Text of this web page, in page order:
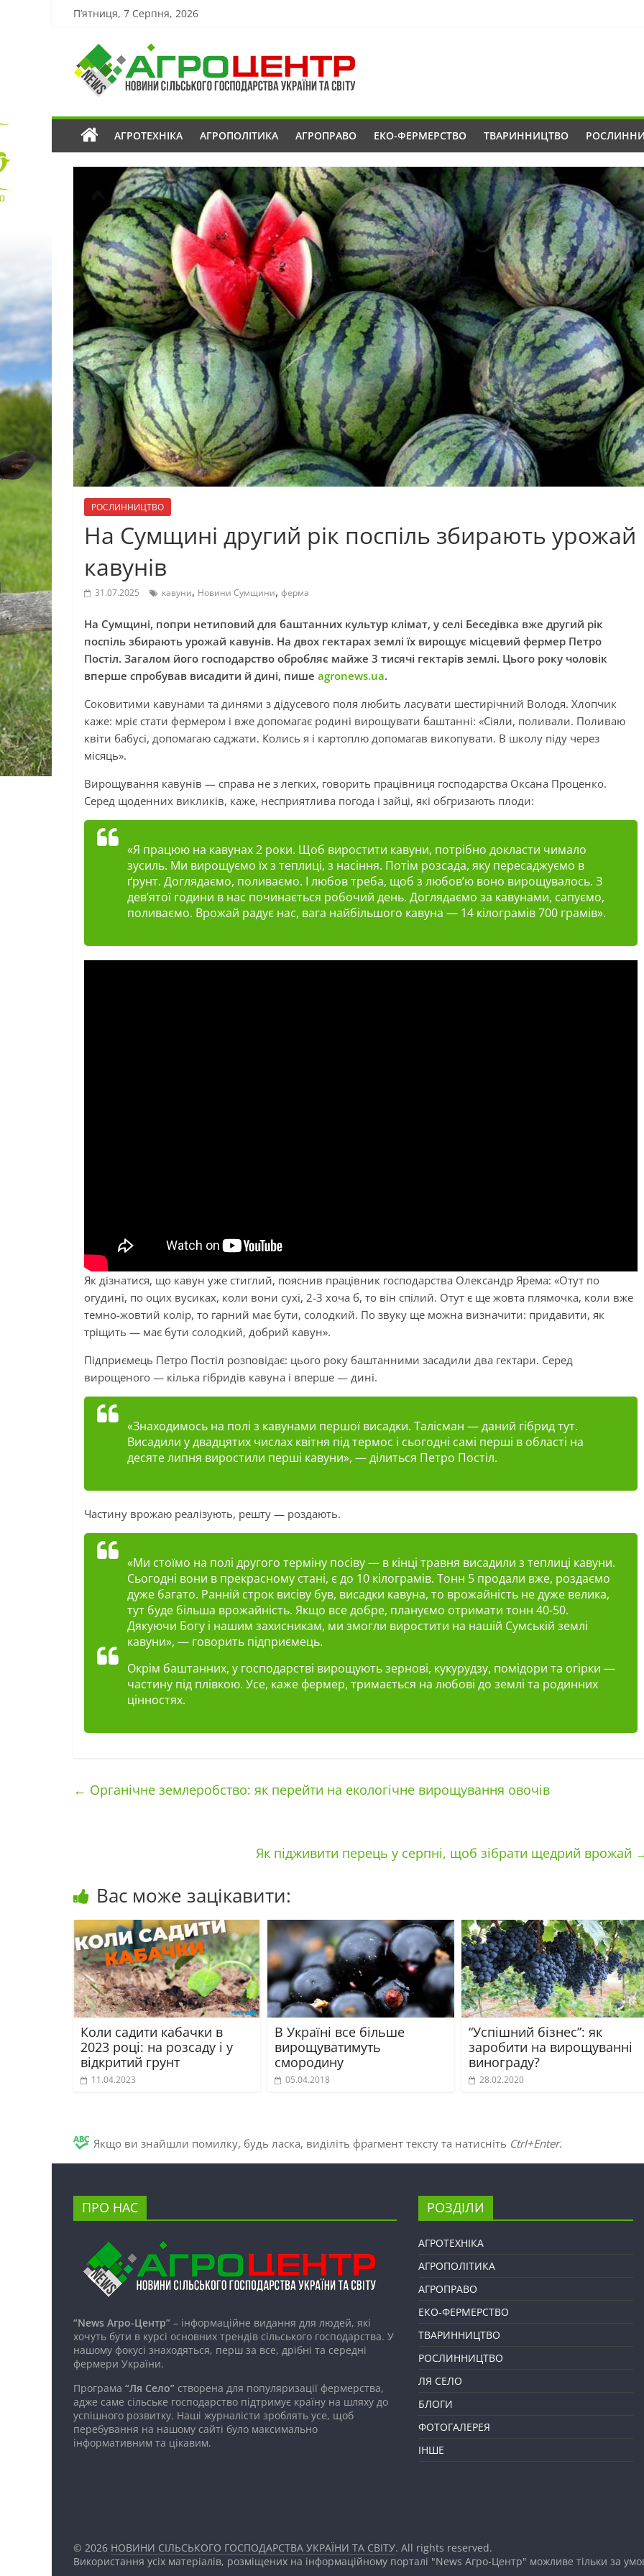
П’ятниця, 7 Серпня, 2026
АГРОТЕХНІКА АГРОПОЛІТИКА АГРОПРАВО ЕКО-ФЕРМЕРСТВО ТВАРИННИЦТВО
РОСЛИННИЦТВО
На Сумщині другий рік поспіль збирають урожай
кавунів
31.07.2025 кавуни, Новини Сумщини, ферма
На Сумщині, попри нетиповий для баштанних культур клімат, у селі Беседівка вже другий рік
поспіль збирають урожай кавунів. На двох гектарах землі їх вирощує місцевий фермер Петро
Постіл. Загалом його господарство обробляє майже 3 тисячі гектарів землі. Цього року чоловік
вперше спробував висадити й дині, пише agronews.ua.
Соковитими кавунами та динями з дідусевого поля любить ласувати шестирічний Володя. Хлопчик
каже: мріє стати фермером і вже допомагає родині вирощувати баштанні: «Сіяли, поливали. Поливаю
квіти бабусі, допомагаю саджати. Колись я і картоплю допомагав викопувати. В школу піду через
місяць».
Вирощування кавунів — справа не з легких, говорить працівниця господарства Оксана Проценко.
Серед щоденних викликів, каже, несприятлива погода і зайці, які обгризають плоди:
«Я працюю на кавунах 2 роки. Щоб виростити кавуни, потрібно докласти чимало
зусиль. Ми вирощуємо їх з теплиці, з насіння. Потім розсада, яку пересаджуємо в
ґрунт. Доглядаємо, поливаємо. І любов треба, щоб з любов’ю воно вирощувалось. З
дев’ятої години в нас починається робочий день. Доглядаємо за кавунами, сапуємо,
поливаємо. Врожай радує нас, вага найбільшого кавуна — 14 кілограмів 700 грамів».
Як дізнатися, що кавун уже стиглий, пояснив працівник господарства Олександр Ярема: «Отут по
огудині, по оцих вусиках, коли вони сухі, 2-3 хоча б, то він спілий. Отут є ще жовта плямочка, коли вже
темно-жовтий колір, то гарний має бути, солодкий. По звуку ще можна визначити: придавити, як
тріщить — має бути солодкий, добрий кавун».
Підприємець Петро Постіл розповідає: цього року баштанними засадили два гектари. Серед
вирощеного — кілька гібридів кавуна і вперше — дині.
«Знаходимось на полі з кавунами першої висадки. Талісман — даний гібрид тут.
Висадили у двадцятих числах квітня під термос і сьогодні самі перші в області на
десяте липня виростили перші кавуни», — ділиться Петро Постіл.
Частину врожаю реалізують, решту — роздають.
«Ми стоїмо на полі другого терміну посіву — в кінці травня висадили з теплиці кавуни.
Сьогодні вони в прекрасному стані, є до 10 кілограмів. Тонн 5 продали вже, роздаємо
дуже багато. Ранній строк висіву був, висадки кавуна, то врожайність не дуже велика,
тут буде більша врожайність. Якщо все добре, плануємо отримати тонн 40-50.
Дякуючи Богу і нашим захисникам, ми змогли виростити на нашій Сумській землі
кавуни», — говорить підприємець.
Окрім баштанних, у господарстві вирощують зернові, кукурудзу, помідори та огірки —
частину під плівкою. Усе, каже фермер, тримається на любові до землі та родинних
цінностях.
← Органічне землеробство: як перейти на екологічне вирощування овочів
Як підживити перець у серпні, щоб зібрати щедрий врожай
Вас може зацікавити:
Коли садити кабачки в
2023 році: на розсаду і у
відкритий грунт
11.04.2023
В Україні все більше
вирощуватимуть
смородину
05.04.2018
“Успішний бізнес”: як
заробити на вирощуванні
винограду?
28.02.2020
Якщо ви знайшли помилку, будь ласка, виділіть фрагмент тексту та натисніть Ctrl+Enter.
ПРО НАС
“News Агро-Центр” – інформаційне видання для людей, які
хочуть бути в курсі основних трендів сільського господарства. У
нашому фокусі знаходяться, перш за все, дрібні та середні
фермери України.
Програма “Ля Село” створена для популяризації фермерства,
адже саме сільське господарство підтримує країну на шляху до
успішного розвитку. Наші журналісти зроблять усе, щоб
перебування на нашому сайті було максимально
інформативним та цікавим.
РОЗДІЛИ
АГРОТЕХНІКА
АГРОПОЛІТИКА
АГРОПРАВО
ЕКО-ФЕРМЕРСТВО
ТВАРИННИЦТВО
РОСЛИННИЦТВО
ЛЯ СЕЛО
БЛОГИ
ФОТОГАЛЕРЕЯ
ІНШЕ
© 2026 НОВИНИ СІЛЬСЬКОГО ГОСПОДАРСТВА УКРАЇНИ ТА СВІТУ. All rights reserved.
Використання усіх матеріалів, розміщених на інформаційному порталі "News Агро-Центр" можливе тільки за